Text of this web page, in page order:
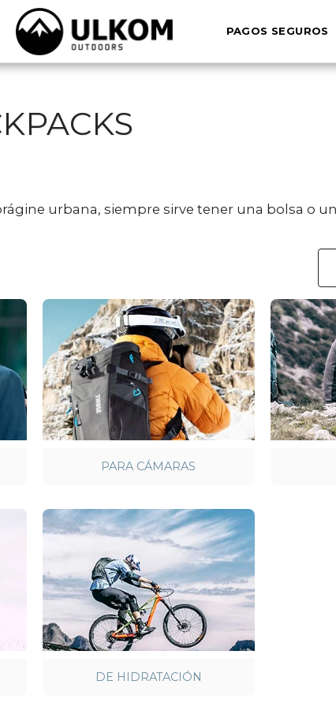
PAGOS SEGUROS
urbana, siempre sirve tener una bolsa o
PARA CÁMARAS
DE HIDRATACIÓN